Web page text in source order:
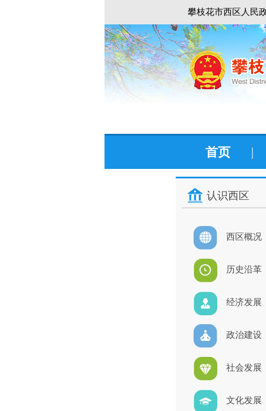
攀枝花市西区人民
首页 |
认识西区
西区概况
历史沿革
经济发展
政治建设
社会发展
文化发展